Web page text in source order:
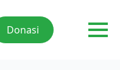
Donasi